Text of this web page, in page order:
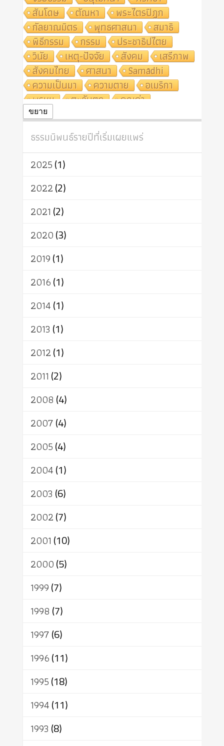
สันโดษ
ตัณหา
พระไตรปิฎก
กัลยาณมิตร
พุทธศาสนา
สมาธิ
พิธีกรรม
กรรม
ประชาธิปไตย
วินัย
เหตุ-ปัจจัย สังคม
เสรีภาพ
สังคมไทย
ศาสนา
Samādhi
ความเป็นมา
ความตาย
อเมริกา
พรหม
ตะวันตก
คุณค่า
ปฏิจจสมุปบาท
ศาสนาประจำชาติ
อินเดีย
ผู้บริโภค
ธรรมาธิปไตย
จักร
การแยกรัฐกับศาสนา
ธรรมชาติ
เทคโนโลยี
สิทธิ
พุทธบริษัท
อัตถะ
เทวดา
ขยาย
ธรรมนิพนธ์รายปีที่เริ่มเผยแพร่
2025(1)
2022(2)
2021 (2)
2020(3)
2019(1)
2016(1)
2014(1)
2013 (1)
2012(1)
2011 (2)
2008 (4)
2007(4)
2005(4)
2004(1)
2003 (6)
2002(7)
2001 (10)
2000(5)
1999(7)
1998 (7)
1997(6)
1996(11)
1995(18)
1994(11)
1993 (8)